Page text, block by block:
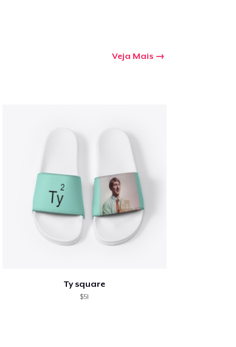
Veja Mais
Ty square
$51